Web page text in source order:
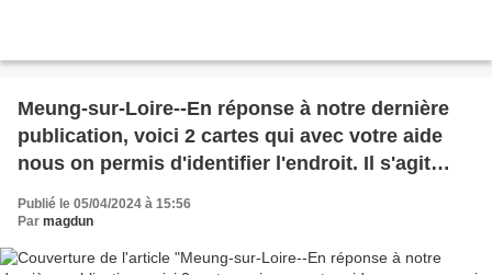
Meung-sur-Loire--En réponse à notre dernière
publication, voici 2 cartes qui avec votre aide
nous on permis d'identifier l'endroit. Il s'agit
bien d'un café restaurant de la Haute croix qui
était à côté de l Hôtel de la gare.Merci à tous.
Publié le 05/04/2024 à 15:56
Par magdun